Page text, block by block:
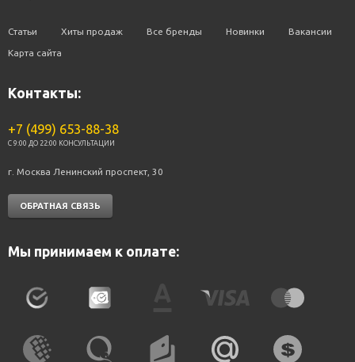
Статьи Хиты продаж Все бренды Новинки Вакансии
Карта сайта
Контакты:
+7 (499) 653-88-38
C 9:00 ДО 22:00 КОНСУЛЬТАЦИИ
г. Москва Ленинский проспект, 30
ОБРАТНАЯ СВЯЗЬ
Мы принимаем к оплате: